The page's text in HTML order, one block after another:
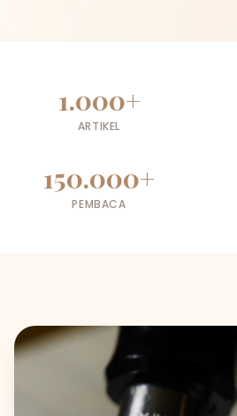
1.000+
ARTIKEL
150.000+
PEMBACA